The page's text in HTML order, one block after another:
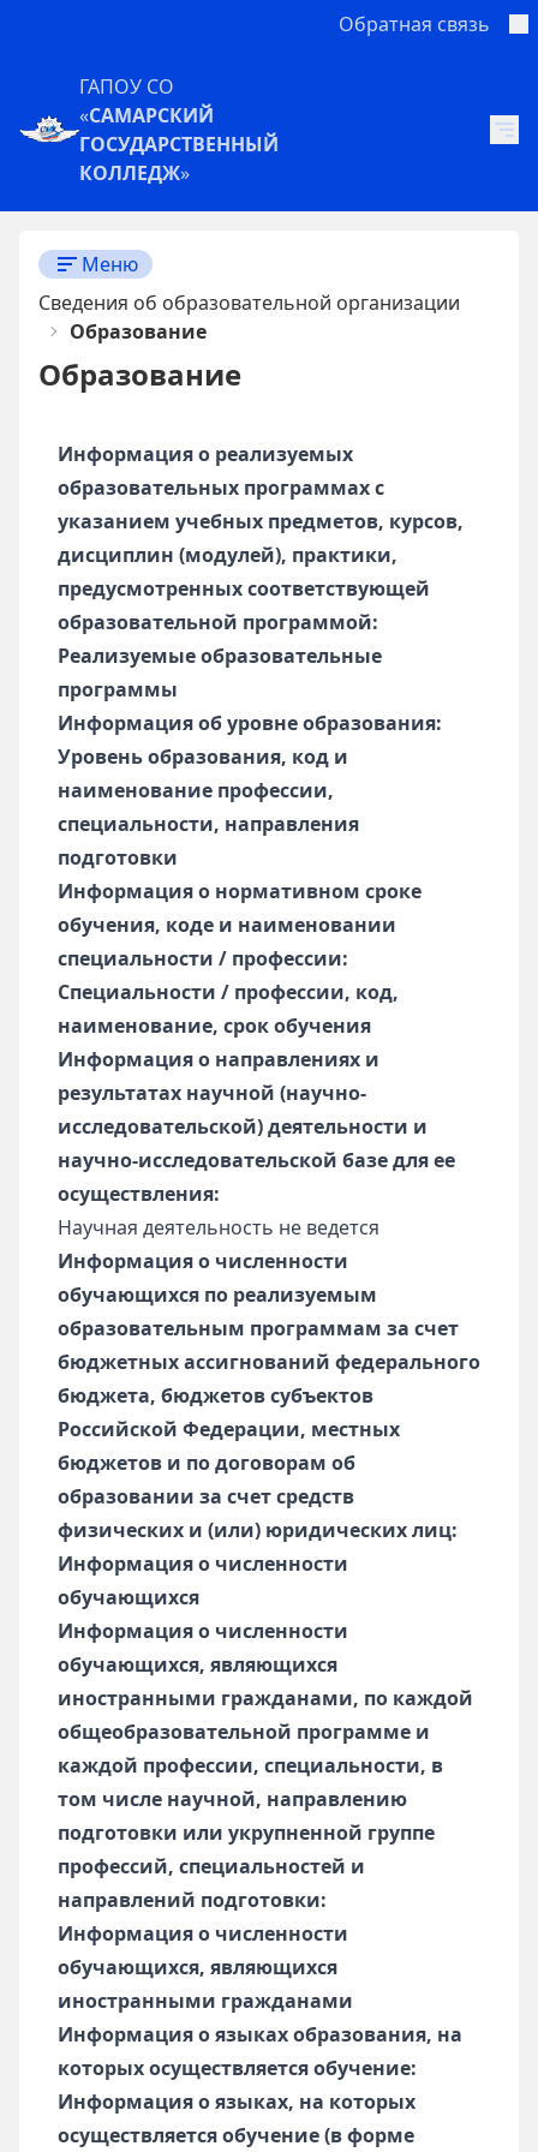
Обратная связь
ГАПОУ СО
«САМАРСКИЙ
ГОСУДАРСТВЕННЫЙ
КОЛЛЕДЖ»
Меню
Сведения об образовательной организации
Образование
Образование
Информация о реализуемых
образовательных программах с
указанием учебных предметов, курсов,
дисциплин (модулей), практики,
предусмотренных соответствующей
образовательной программой:
Реализуемые образовательные
программы
Информация об уровне образования:
Уровень образования, код и
наименование профессии,
специальности, направления
подготовки
Информация о нормативном сроке
обучения, коде и наименовании
специальности / профессии:
Специальности / профессии, код,
наименование, срок обучения
Информация о направлениях и
результатах научной (научно-
исследовательской) деятельности и
научно-исследовательской базе для ее
осуществления:
Научная деятельность не ведется
Информация о численности
обучающихся по реализуемым
образовательным программам за счет
бюджетных ассигнований федерального
бюджета, бюджетов субъектов
Российской Федерации, местных
бюджетов и по договорам об
образовании за счет средств
физических и (или) юридических лиц:
Информация о численности
обучающихся
Информация о численности
обучающихся, являющихся
иностранными гражданами, по каждой
общеобразовательной программе и
каждой профессии, специальности, в
том числе научной, направлению
подготовки или укрупненной группе
профессий, специальностей и
направлений подготовки:
Информация о численности
обучающихся, являющихся
иностранными гражданами
Информация о языках образования, на
которых осуществляется обучение:
Информация о языках, на которых
осуществляется обучение (в форме